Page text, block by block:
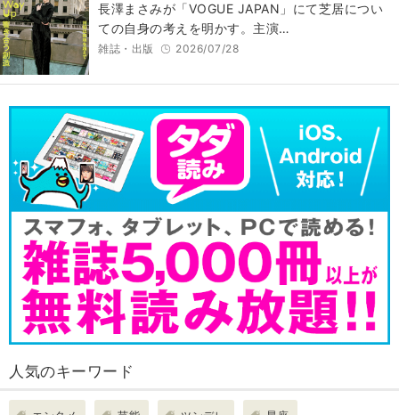
長澤まさみが「VOGUE JAPAN」にて芝居につい
ての自身の考えを明かす。主演…
雑誌・出版 2026/07/28
人気のキーワード